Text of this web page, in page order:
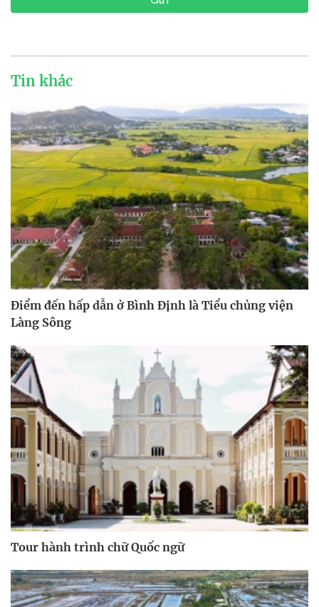
Tin khác
Điểm đến hấp dẫn ở Bình Định là Tiểu chủng viện
Làng Sông
Tour hành trình chữ Quốc ngữ